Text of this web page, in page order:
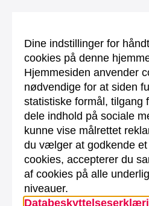
Dine indstillinger for
cookies på denne
Hjemmesiden anvender
nødvendige for at siden
statistiske formål, tilgang
dele indhold på sociale
kunne vise målrettet
du vælger at godkende
cookies, accepterer du
af cookies på alle
niveauer.